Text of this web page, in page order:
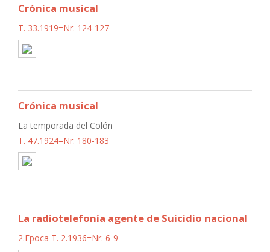
Crónica musical
T. 33.1919=Nr. 124-127
Crónica musical
La temporada del Colón
T. 47.1924=Nr. 180-183
La radiotelefonía agente de Suicidio nacional
2.Epoca T. 2.1936=Nr. 6-9